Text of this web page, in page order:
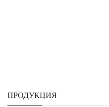
ПРОДУКЦИЯ